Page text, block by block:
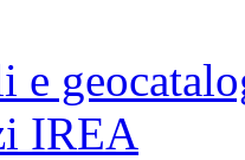
e
IREA